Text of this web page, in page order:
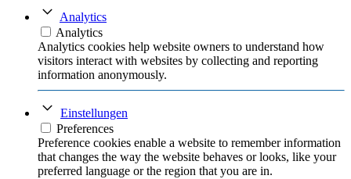
Analytics
Analytics
Analytics cookies help website owners to understand how
visitors interact with websites by collecting and reporting
information anonymously.
Einstellungen
Preferences
Preference cookies enable a website to remember information
that changes the way the website behaves or looks, like your
preferred language or the region that you are in.